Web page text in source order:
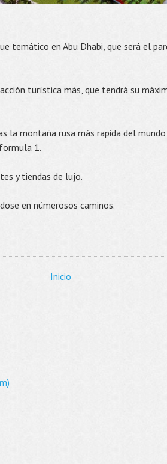
temático en Abu Dhabi, que será el
turística más, que tendrá su
la montaña rusa más rapida del
1.
y tiendas de lujo.
en númerosos caminos.
Inicio